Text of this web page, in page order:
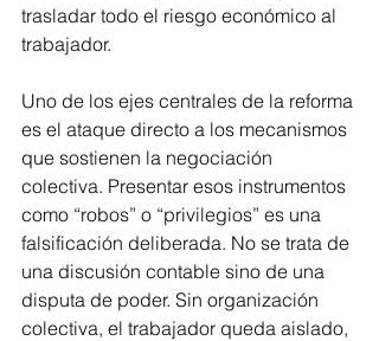
trasladar todo el riesgo económico al
trabajador.
Uno de los ejes centrales de la reforma
es el ataque directo a los mecanismos
que sostienen la negociación
colectiva. Presentar esos instrumentos
como “robos” o “privilegios” es una
falsificación deliberada. No se trata de
una discusión contable sino de una
disputa de poder. Sin organización
colectiva, el trabajador queda aislado,